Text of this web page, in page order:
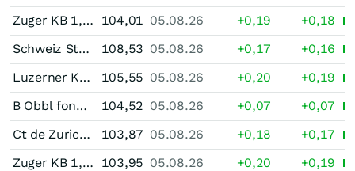
Zuger KB 1,50 % bis 06/37
104,01 05.08.26 +0,19
+0,18
Schweiz Staatsanleihe 1,25 % bis 06/37
108,53 05.08.26 +0,17
+0,16
Luzerner KB 1,625 % bis 07/37
105,55 05.08.26 +0,20
+0,19
B Obbl fond Ist 1,50 % bis 08/33
104,52 05.08.26 +0,07
+0,07
Ct de Zurich 1,25 % bis 12/32
103,87 05.08.26 +0,18
+0,17
Zuger KB 1,50 % bis 11/37
103,95 05.08.26 +0,20
+0,19